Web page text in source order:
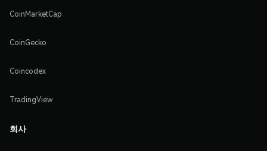
CoinMarketCap
CoinGecko
Coincodex
TradingView
회사